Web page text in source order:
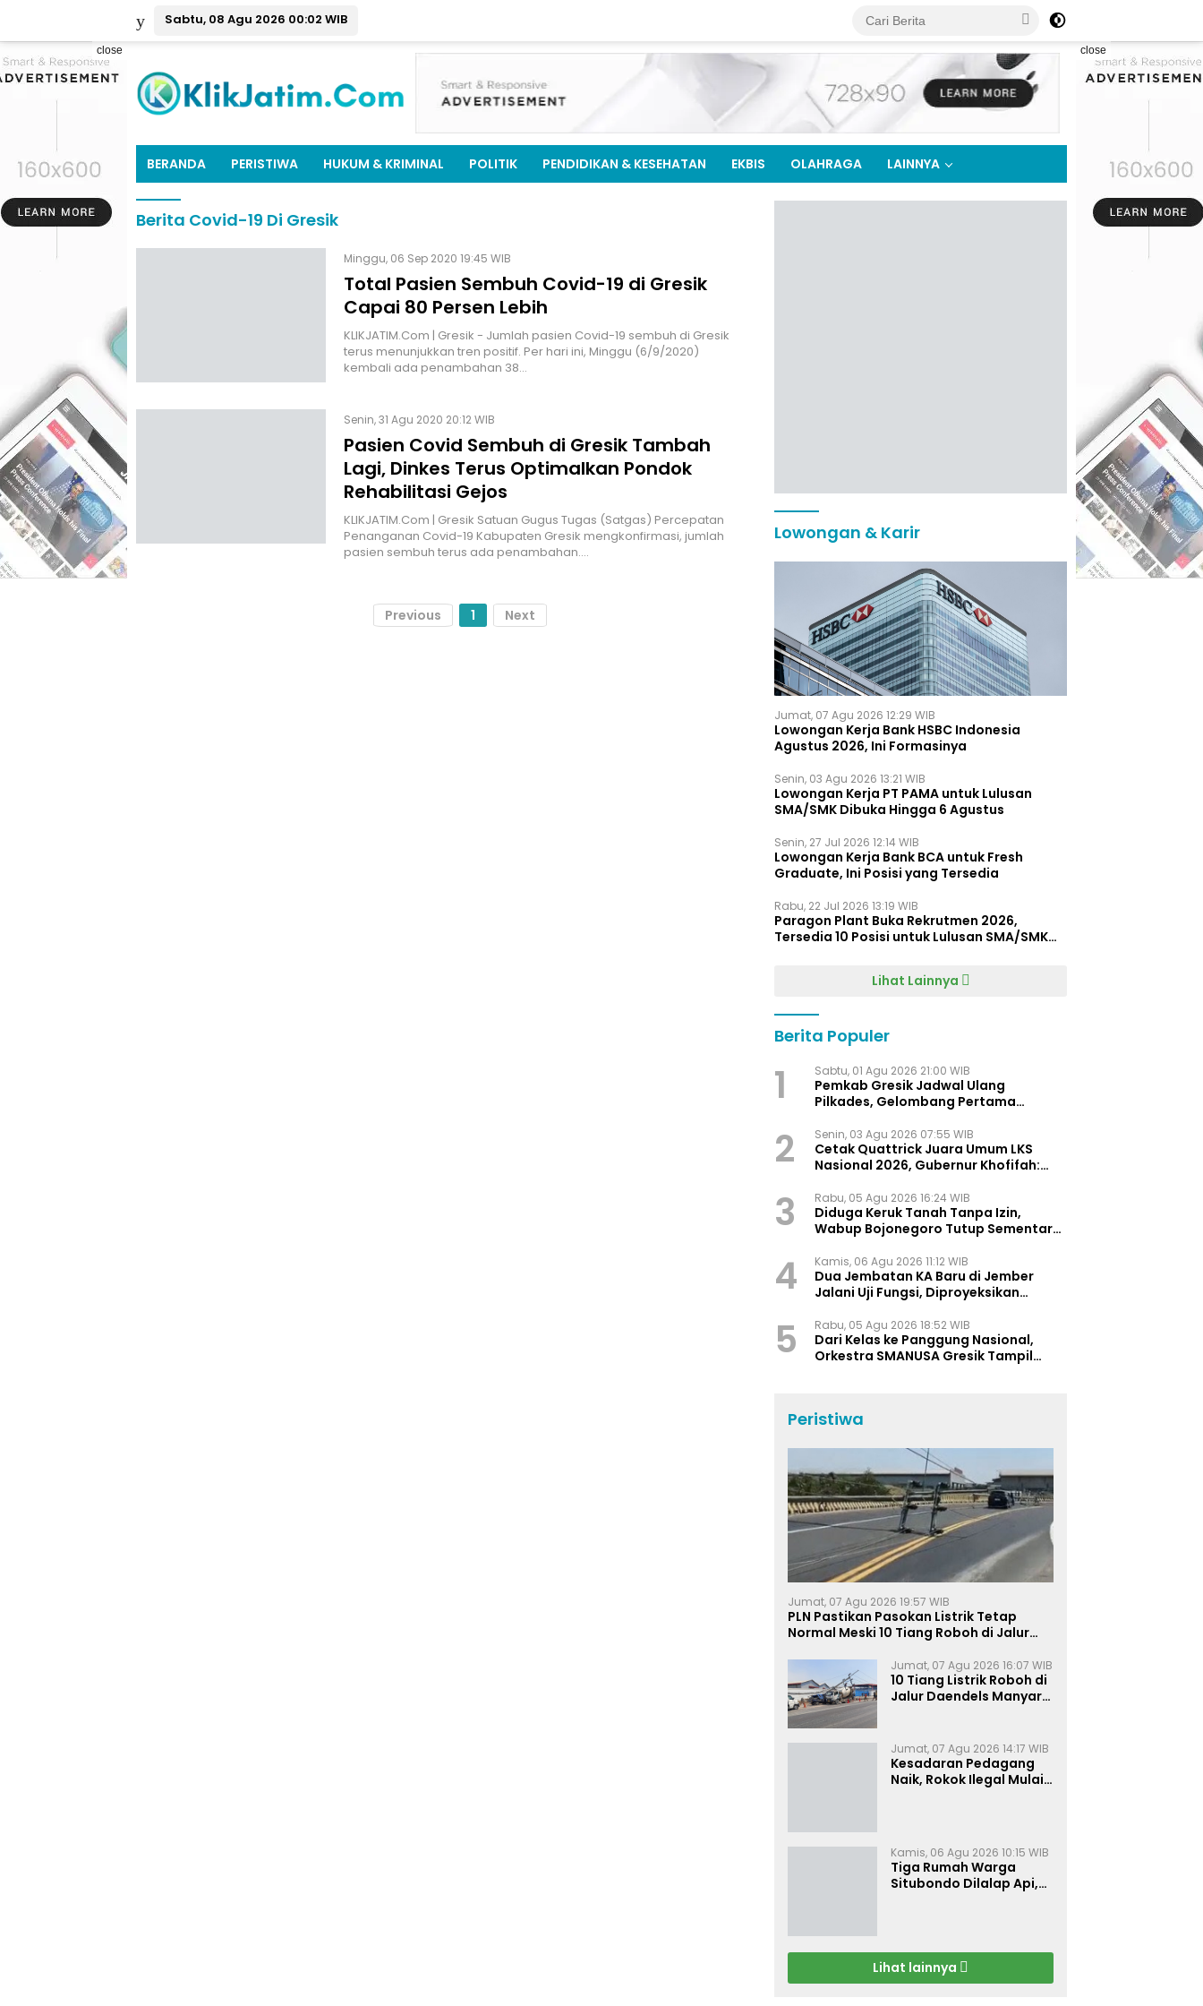
Sabtu, 08 Agu 2026 00:02 WIB
close close
BERANDA PERISTIWA HUKUM & KRIMINAL POLITIK PENDIDIKAN & KESEHATAN EKBIS OLAHRAGA LAINNYA
Berita Covid-19 Di Gresik
Minggu, 06 Sep 2020 19:45 WIB
Total Pasien Sembuh Covid-19 di Gresik
Capai 80 Persen Lebih
KLIKJATIM.Com | Gresik - Jumlah pasien Covid-19 sembuh di Gresik
terus menunjukkan tren positif. Per hari ini, Minggu (6/9/2020)
kembali ada penambahan 38…
Senin, 31 Agu 2020 20:12 WIB
Pasien Covid Sembuh di Gresik Tambah
Lagi, Dinkes Terus Optimalkan Pondok
Rehabilitasi Gejos
KLIKJATIM.Com | Gresik Satuan Gugus Tugas (Satgas) Percepatan
Penanganan Covid-19 Kabupaten Gresik mengkonfirmasi, jumlah
pasien sembuh terus ada penambahan.…
Previous 1 Next
Lowongan & Karir
Jumat, 07 Agu 2026 12:29 WIB
Lowongan Kerja Bank HSBC Indonesia
Agustus 2026, Ini Formasinya
Senin, 03 Agu 2026 13:21 WIB
Lowongan Kerja PT PAMA untuk Lulusan
SMA/SMK Dibuka Hingga 6 Agustus
Senin, 27 Jul 2026 12:14 WIB
Lowongan Kerja Bank BCA untuk Fresh
Graduate, Ini Posisi yang Tersedia
Rabu, 22 Jul 2026 13:19 WIB
Paragon Plant Buka Rekrutmen 2026,
Tersedia 10 Posisi untuk Lulusan SMA/SMK
Lihat Lainnya
Berita Populer
1 Sabtu, 01 Agu 2026 21:00 WIB
Pemkab Gresik Jadwal Ulang
Pilkades, Gelombang Pertama
2 Senin, 03 Agu 2026 07:55 WIB
Cetak Quattrick Juara Umum LKS
Nasional 2026, Gubernur Khofifah:
Indonesia
3 Rabu, 05 Agu 2026 16:24 WIB
Diduga Keruk Tanah Tanpa Izin,
Wabup Bojonegoro Tutup Sementara
4 Kamis, 06 Agu 2026 11:12 WIB
Dua Jembatan KA Baru di Jember
Jalani Uji Fungsi, Diproyeksikan
5 Rabu, 05 Agu 2026 18:52 WIB
Dari Kelas ke Panggung Nasional,
Orkestra SMANUSA Gresik Tampil
Peristiwa
Jumat, 07 Agu 2026 19:57 WIB
PLN Pastikan Pasokan Listrik Tetap
Normal Meski 10 Tiang Roboh di Jalur
Jumat, 07 Agu 2026 16:07 WIB
10 Tiang Listrik Roboh di
Jalur Daendels Manyar
Jumat, 07 Agu 2026 14:17 WIB
Kesadaran Pedagang
Naik, Rokok Ilegal Mulai
Kamis, 06 Agu 2026 10:15 WIB
Tiga Rumah Warga
Situbondo Dilalap Api,
Lihat lainnya